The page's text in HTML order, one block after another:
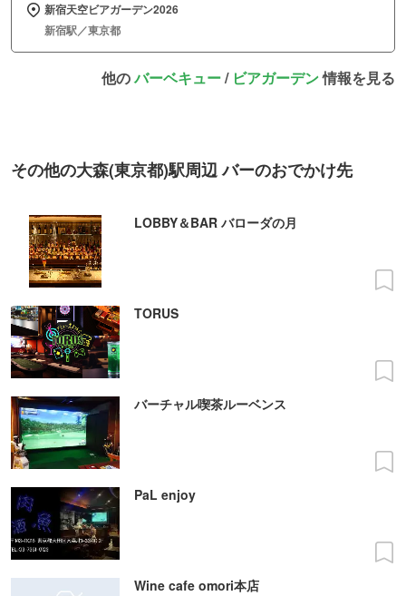
新宿天空ビアガーデン2026
新宿駅／東京都
他のバーベキュー/ ビアガーデン情報を見る
その他の大森(東京都)駅周辺 バーのおでかけ先
LOBBY＆BAR バローダの月
TORUS
バーチャル喫茶ルーベンス
PaL enjoy
Wine cafe omori本店